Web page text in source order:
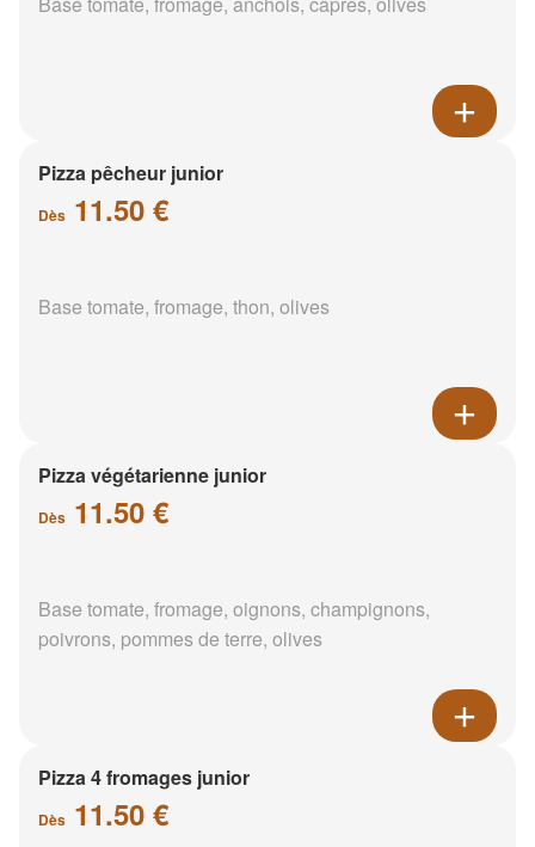
Pizza pêcheur junior
Dès 11.50 €
Base tomate, fromage, thon, olives
Pizza végétarienne junior
Dès 11.50 €
Base tomate, fromage, oignons, champignons,
poivrons, pommes de terre, olives
Pizza 4 fromages junior
Dès 11.50 €